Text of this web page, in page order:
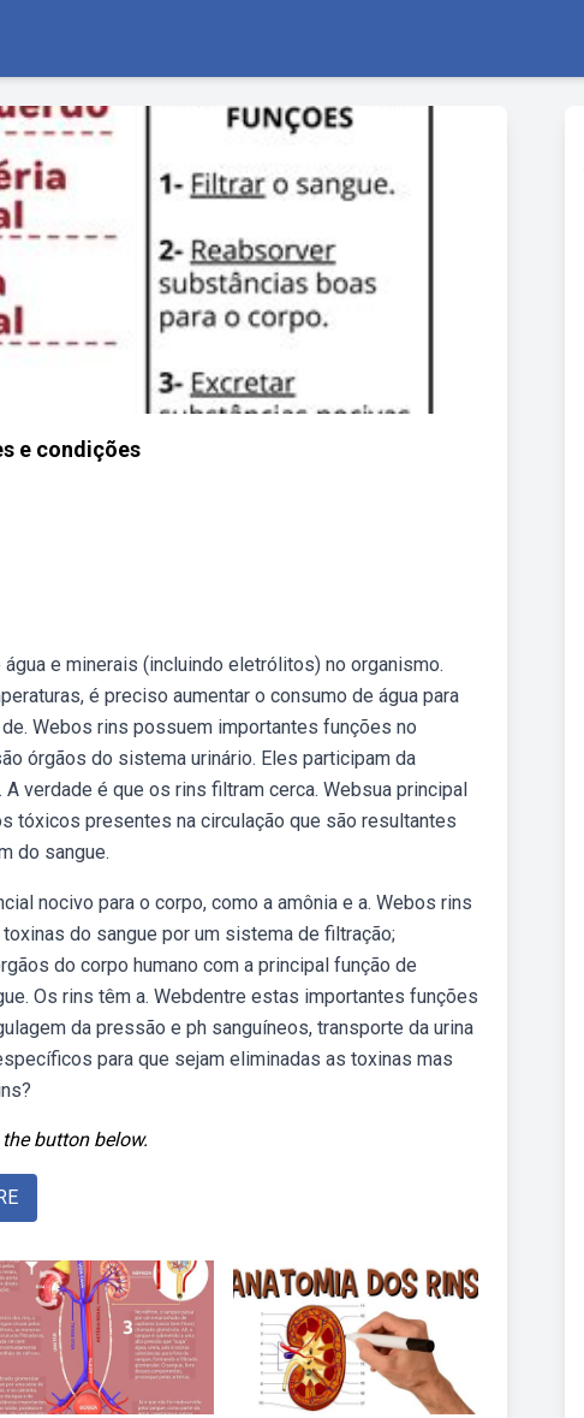
e condições
e minerais (incluindo eletrólitos) no organismo.
é preciso aumentar o consumo de água para
Webos rins possuem importantes funções no
órgãos do sistema urinário. Eles participam da
verdade é que os rins filtram cerca. Websua principal
tóxicos presentes na circulação que são resultantes
do sangue.
nocivo para o corpo, como a amônia e a. Webos rins
do sangue por um sistema de filtração;
do corpo humano com a principal função de
Os rins têm a. Webdentre estas importantes funções
da pressão e ph sanguíneos, transporte da urina
para que sejam eliminadas as toxinas mas
button below.